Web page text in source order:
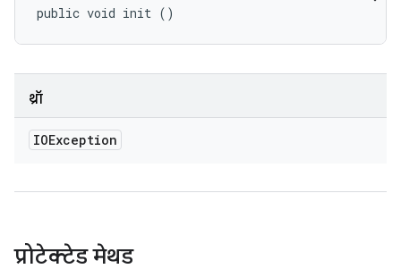
public void init ()
थ्रॉ
IOException
प्रोटेक्टेड मेथड